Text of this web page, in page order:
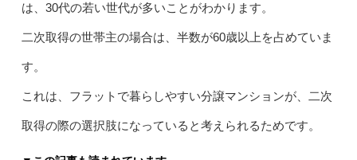
は、30代の若い世代が多いことがわかります。
二次取得の世帯主の場合は、半数が60歳以上を占めていま
す。
これは、フラットで暮らしやすい分譲マンションが、二次
取得の際の選択肢になっていると考えられるためです。